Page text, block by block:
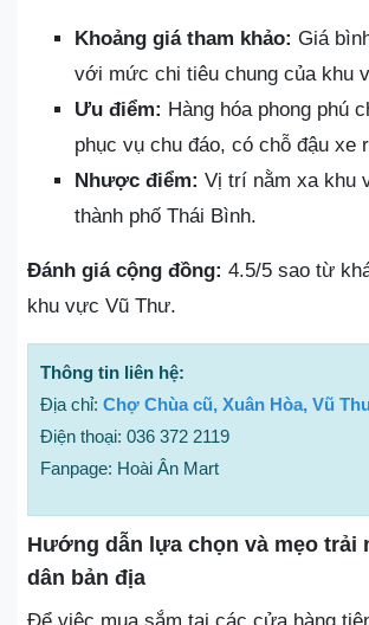
Khoảng giá tham khảo: Giá
với mức chi tiêu chung của khu
Ưu điểm: Hàng hóa phong phú
phục vụ chu đáo, có chỗ đậu xe
Nhược điểm: Vị trí nằm xa khu
thành phố Thái Bình.
Đánh giá cộng đồng: 4.5/5 sao từ
khu vực Vũ Thư.
Thông tin liên hệ:
Địa chỉ: Chợ Chùa cũ, Xuân Hòa, Vũ
Điện thoại: 036 372 2119
Fanpage: Hoài Ân Mart
Hướng dẫn lựa chọn và mẹo trải
dân bản địa
Để việc mua sắm tại các cửa hàng